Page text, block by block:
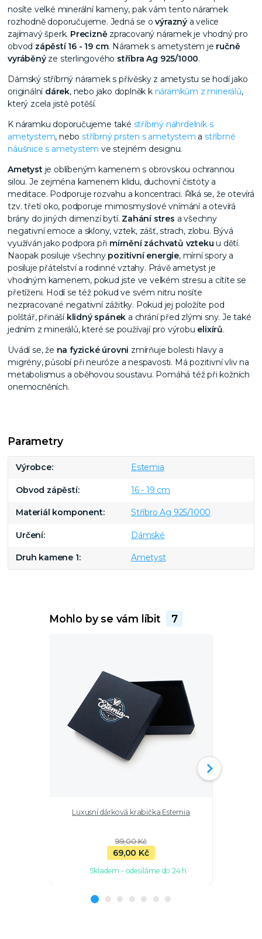
nosíte velké minerální kameny, pak vám tento náramek
rozhodně doporučujeme. Jedná se ovýraznýa velice
zajímavý šperk. Preciznězpracovaný náramek je vhodný pro
obvod zápěstí 16 - 19 cm. Náramek s ametystem je ručně
vyráběnýze sterlingového stříbra Ag 925/1000.
Dámský stříbrný náramek s přívěsky z ametystu se hodí jako
originální dárek, nebo jako doplněk k náramkům z minerálů,
který zcela jistě potěší.
K náramku doporučujeme také stříbrný náhrdelník s
ametystem, nebo stříbrný prsten s ametystem a stříbrné
náušnice s ametystem ve stejném designu.
Ametystje oblíbeným kamenem s obrovskou ochrannou
silou. Je zejména kamenem klidu, duchovní čistoty a
meditace. Podporuje rozvahu a koncentraci. Říká se, že otevírá
tzv. třetí oko, podporuje mimosmyslové vnímání a otevírá
brány do jiných dimenzí bytí. Zahání stres a všechny
negativní emoce a sklony, vztek, zášť, strach, zlobu. Bývá
využíván jako podpora při mírnění záchvatů vzteku u dětí.
Naopak posiluje všechny pozitivní energie, mírní spory a
posiluje přátelství a rodinné vztahy. Právě ametyst je
vhodným kamenem, pokud jste ve velkém stresu a cítíte se
přetíženi. Hodí se též pokud ve svém nitru nosíte
nezpracované negativní zážitky. Pokud jej položíte pod
polštář, přináší klidný spánek a chrání před zlými sny. Je také
jedním z minerálů, které se používají pro výrobu elixírů.
Uvádí se, že na fyzické úrovni zmírňuje bolesti hlavy a
migrény, působí při neuróze a nespavosti. Má pozitivní vliv na
metabolismus a oběhovou soustavu. Pomáhá též při kožních
onemocněních.
Parametry
Výrobce Estemia
Obvod zápěstí 16 - 19 cm
Materiál komponent Stříbro Ag 925/1000
Určení Dámské
Druh kamene 1 Ametyst
Mohlo by se vám líbit 7
Luxusní dárková krabička Estemia
99,00 Kč
69,00 Kč
Skladem - odesíláme do 24 h